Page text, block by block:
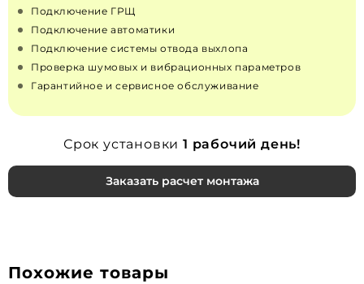
Подключение ГРЩ
Подключение автоматики
Подключение системы отвода выхлопа
Проверка шумовых и вибрационных параметров
Гарантийное и сервисное обслуживание
Срок установки 1 рабочий день!
Заказать расчет монтажа
Похожие товары